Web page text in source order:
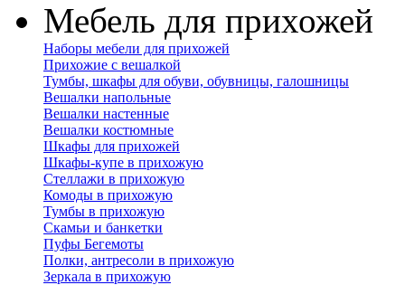
Мебель для прихожей
Наборы мебели для прихожей
Прихожие с вешалкой
Тумбы, шкафы для обуви, обувницы, галошницы
Вешалки напольные
Вешалки настенные
Вешалки костюмные
Шкафы для прихожей
Шкафы-купе в прихожую
Стеллажи в прихожую
Комоды в прихожую
Тумбы в прихожую
Скамьи и банкетки
Пуфы Бегемоты
Полки, антресоли в прихожую
Зеркала в прихожую